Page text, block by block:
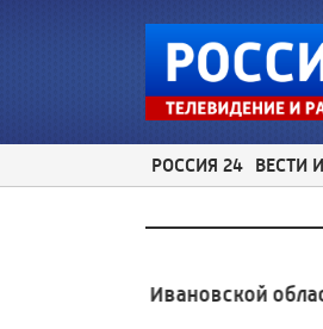
РОССИЯ 24 ВЕСТИ
в Ивановской области